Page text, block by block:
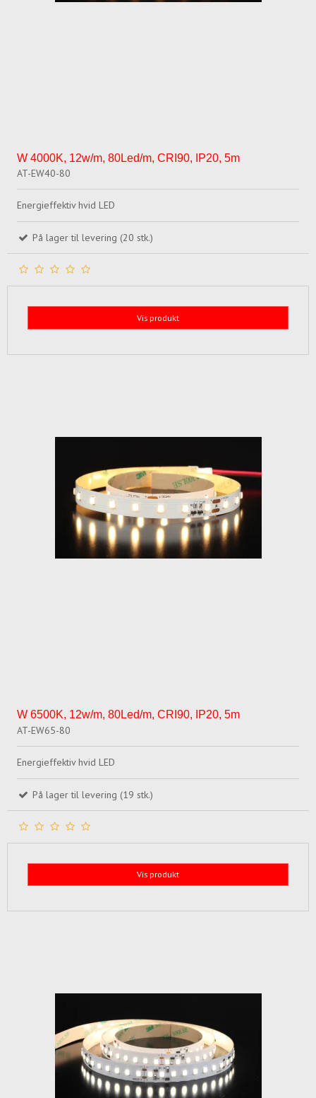
W 4000K, 12w/m, 80Led/m, CRI90, IP20, 5m
AT-EW40-80
Energieffektiv hvid LED
På lager til levering (20 stk.)
Vis produkt
W 6500K, 12w/m, 80Led/m, CRI90, IP20, 5m
AT-EW65-80
Energieffektiv hvid LED
På lager til levering (19 stk.)
Vis produkt